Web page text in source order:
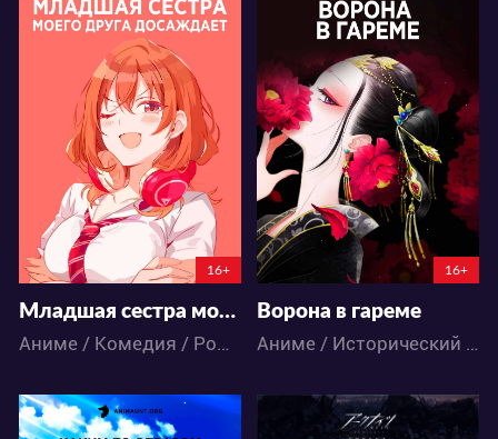
27015
82 48
16+
Младшая сестра моего друга досаждает
Аниме / Комедия / Романтика
16925
132 58
16+
Ворона в гареме
Аниме / Исторический / Фэнтези